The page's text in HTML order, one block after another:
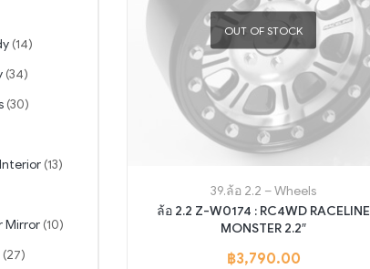
OUT OF STOCK
39.ล้อ 2.2 – Wheels
ล้อ 2.2 Z-W0174 : RC4WD RACELINE
MONSTER 2.2″
฿3,790.00
(14)
(34)
(30)
(13)
Mirror (10)
(27)